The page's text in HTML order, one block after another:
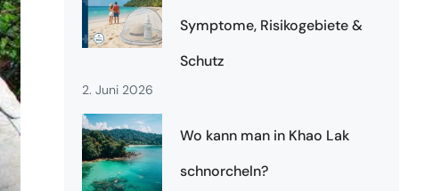
Symptome, Risikogebiete &
Schutz
2. Juni 2026
Wo kann man in Khao Lak
schnorcheln?